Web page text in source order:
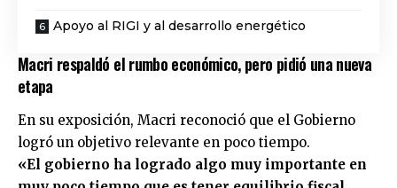
Apoyo al RIGI y al desarrollo energético
Macri respaldó el rumbo económico, pero pidió una nueva
etapa
En su exposición, Macri reconoció que el Gobierno
logró un objetivo relevante en poco tiempo.
«El gobierno ha logrado algo muy importante en